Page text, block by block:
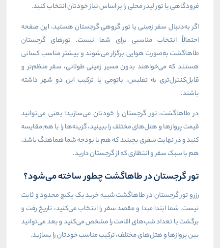
فرودگاهی یا تور لیدر محلی را بر اساس نیاز خودتان انتخاب کنید.
اگر به‌دنبال سفر زمینی یا تور گروهی گرجستان هستید، این صفحه
احتمالاً انتخاب مناسبی برای شما نیست. تورهای گرجستان
طاهاگشت به‌صورت هوایی برگزار می‌شوند و بیشتر مناسب کسانی
هستند که می‌خواهند بدون مسیر زمینی طولانی، سفر منظم‌تر و
قابل‌کنترل‌تری به تفلیس، باتومی یا ترکیب این دو شهر داشته
باشند.
در طاهاگشت، تور گرجستان را خودتان می‌سازید؛ یعنی می‌توانید
قیمت پروازها و هتل‌های مختلف را ببینید، گزینه‌ها را با هم مقایسه
کنید و در نهایت سفری بچینید که هم با بودجه شما هماهنگ باشد،
هم با سبک سفر و انتظاری که از گرجستان دارید.
تور گرجستان در طاهاگشت چطور ساخته می‌شود؟
رزرو تور گرجستان در طاهاگشت شبیه خرید یک پکیج محدود و ثابت
نیست. شما ابتدا مبدا و مقصد سفر را انتخاب می‌کنید، تاریخ رفت و
برگشت یا تعداد شب‌های اقامت را مشخص می‌کنید و بعد می‌توانید
بین پروازها و هتل‌های مختلف، ترکیب مناسب خودتان را بسازید.